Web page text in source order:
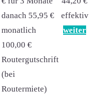
danach 55,95 €
monatlich
100,00 €
Routergutschrift
(bei
Routermiete)
effektiv
weiter